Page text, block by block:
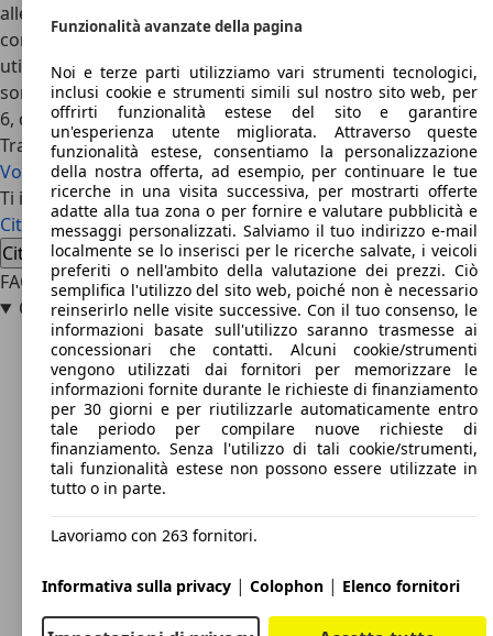
alle vetture che potevano essere considerate le sue
concorrenti. Stiamo parlando di vetture iconiche ed
utilitarie, dato il pubblico a cui si riferiva: il primis la
sorellina la Citroen 2CV, seguita dalla francese Renault 4 e
6, dalle italianissimeFiat 500e600 , laPanda , la AWZ
Trabant, la NSU Printz, laMini Cooper, la BMW 600 e 700, il
Volkswagen Maggiolino.
Ti interessa la Citroen Dyane
Citroen Dyane usataCitroen Dyane nuova auto
Citroen Dyane offerte concessionario
FAQ
Quanto pesa una Citroen Dyane?
Funzionalità avanzate della pagina
Noi e terze parti utilizziamo vari strumenti tecnologici,
inclusi cookie e strumenti simili sul nostro sito web, per
offrirti funzionalità estese del sito e garantire
un'esperienza utente migliorata. Attraverso queste
funzionalità estese, consentiamo la personalizzazione
della nostra offerta, ad esempio, per continuare le tue
ricerche in una visita successiva, per mostrarti offerte
adatte alla tua zona o per fornire e valutare pubblicità e
messaggi personalizzati. Salviamo il tuo indirizzo e-mail
localmente se lo inserisci per le ricerche salvate, i veicoli
preferiti o nell'ambito della valutazione dei prezzi. Ciò
semplifica l'utilizzo del sito web, poiché non è necessario
reinserirlo nelle visite successive. Con il tuo consenso, le
informazioni basate sull'utilizzo saranno trasmesse ai
concessionari che contatti. Alcuni cookie/strumenti
vengono utilizzati dai fornitori per memorizzare le
informazioni fornite durante le richieste di finanziamento
per 30 giorni e per riutilizzarle automaticamente entro
tale periodo per compilare nuove richieste di
finanziamento. Senza l'utilizzo di tali cookie/strumenti,
tali funzionalità estese non possono essere utilizzate in
tutto o in parte.
Lavoriamo con 263 fornitori.
Informativa sulla privacy | Colophon | Elenco fornitori